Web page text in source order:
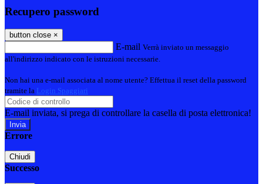
Recupero password
button close ×
E-mail Verrà inviato un messaggio
all'indirizzo indicato con le istruzioni necessarie.
Non hai una e-mail associata al nome utente? Effettua il reset della password
tramite la Login Spaggiari
E-mail inviata, si prega di controllare la casella di posta elettronica!
Errore
Chiudi
Successo